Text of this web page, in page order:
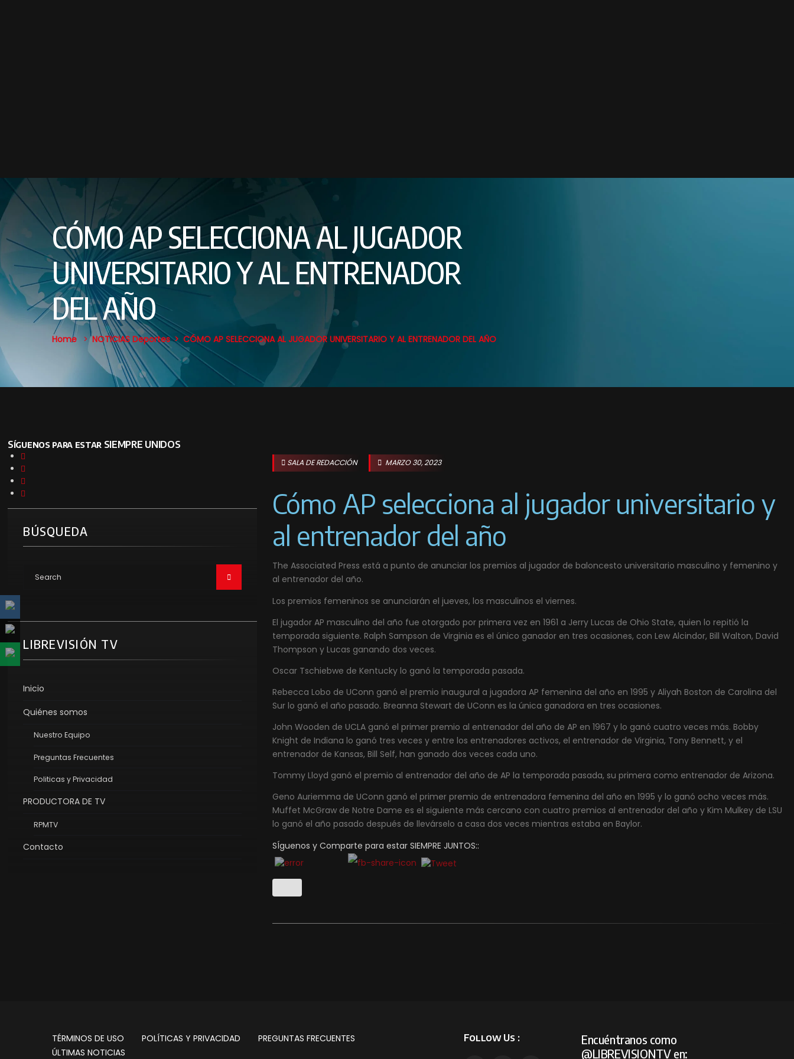
CÓMO AP SELECCIONA AL JUGADOR
UNIVERSITARIO Y AL ENTRENADOR
DEL AÑO
Home NOTICIAS Deportes CÓMO AP SELECCIONA AL JUGADOR UNIVERSITARIO Y AL ENTRENADOR DEL AÑO
SALA DE REDACCIÓN MARZO 30, 2023
Cómo AP selecciona al jugador universitario y
al entrenador del año
The Associated Press está a punto de anunciar los premios al jugador de baloncesto universitario masculino y femenino y
al entrenador del año.
Los premios femeninos se anunciarán el jueves, los masculinos el viernes.
El jugador AP masculino del año fue otorgado por primera vez en 1961 a Jerry Lucas de Ohio State, quien lo repitió la
temporada siguiente. Ralph Sampson de Virginia es el único ganador en tres ocasiones, con Lew Alcindor, Bill Walton, David
Thompson y Lucas ganando dos veces.
Oscar Tschiebwe de Kentucky lo ganó la temporada pasada.
Rebecca Lobo de UConn ganó el premio inaugural a jugadora AP femenina del año en 1995 y Aliyah Boston de Carolina del
Sur lo ganó el año pasado. Breanna Stewart de UConn es la única ganadora en tres ocasiones.
John Wooden de UCLA ganó el primer premio al entrenador del año de AP en 1967 y lo ganó cuatro veces más. Bobby
Knight de Indiana lo ganó tres veces y entre los entrenadores activos, el entrenador de Virginia, Tony Bennett, y el
entrenador de Kansas, Bill Self, han ganado dos veces cada uno.
Tommy Lloyd ganó el premio al entrenador del año de AP la temporada pasada, su primera como entrenador de Arizona.
Geno Auriemma de UConn ganó el primer premio de entrenadora femenina del año en 1995 y lo ganó ocho veces más.
Muffet McGraw de Notre Dame es el siguiente más cercano con cuatro premios al entrenador del año y Kim Mulkey de LSU
lo ganó el año pasado después de llevárselo a casa dos veces mientras estaba en Baylor.
SÍguenos y Comparte para estar SIEMPRE JUNTOS::
Síguenos para estar SIEMPRE UNIDOS
BÚSQUEDA
LIBREVISIÓN TV
Inicio
Quiénes somos
Nuestro Equipo
Preguntas Frecuentes
Politicas y Privacidad
PRODUCTORA DE TV
RPMTV
Contacto
TÉRMINOS DE USO POLÍTICAS Y PRIVACIDAD
PREGUNTAS FRECUENTES
ÚLTIMAS NOTICIAS
Follow Us :
Encuéntranos como
@LIBREVISIONTV en: